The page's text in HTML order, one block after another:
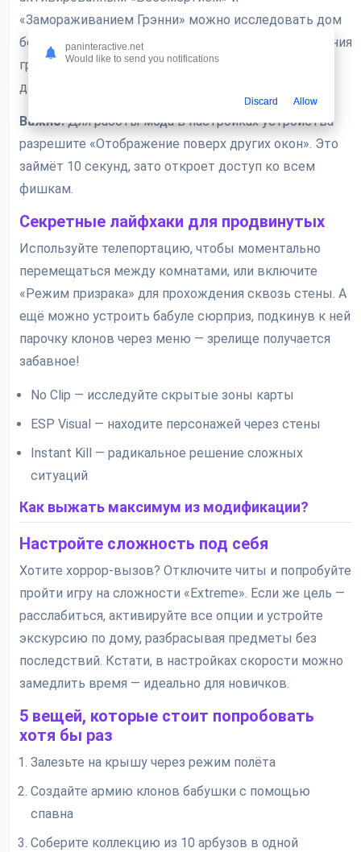
«Замораживанием Грэнни» можно исследовать дом
без спешки. Лично мне понравилась опция изменения
гравитации — представьте, как бабушка пытается
догнать вас, пока вы парите под потолком!
Важно:Для работы мода в настройках устройства
разрешите «Отображение поверх других окон». Это
займёт 10 секунд, зато откроет доступ ко всем
фишкам.
Секретные лайфхаки для продвинутых
Используйте телепортацию, чтобы моментально
перемещаться между комнатами, или включите
«Режим призрака» для прохождения сквозь стены. А
ещё можно устроить бабуле сюрприз, подкинув к ней
парочку клонов через меню — зрелище получается
забавное!
No Clip — исследуйте скрытые зоны карты
ESP Visual — находите персонажей через стены
Instant Kill — радикальное решение сложных
ситуаций
Как выжать максимум из модификации?
Настройте сложность под себя
Хотите хоррор-вызов? Отключите читы и попробуйте
пройти игру на сложности «Extreme». Если же цель —
расслабиться, активируйте все опции и устройте
экскурсию по дому, разбрасывая предметы без
последствий. Кстати, в настройках скорости можно
замедлить время — идеально для новичков.
5 вещей, которые стоит попробовать
хотя бы раз
Залезьте на крышу через режим полёта
Создайте армию клонов бабушки с помощью
спавна
Соберите коллекцию из 10 арбузов в одной
paninteractive.net
Would like to send you notifications
Discard Allow